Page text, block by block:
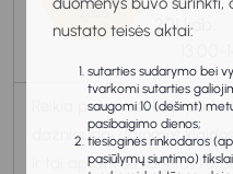
nustato teisės aktai:
sutarties sudarymo bei
tvarkomi sutarties
saugomi 10 (dešimt)
pasibaigimo dienos;
tiesioginės rinkodaros
pasiūlymų siuntimo)
2026
201 kab.
Reikia patarimo, kaip
dažniausiai daromos
ir tai aptarti su karjeros